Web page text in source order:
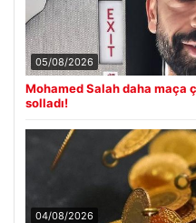
05/08/2026
Mohamed Salah daha maça
solladı!
04/08/2026